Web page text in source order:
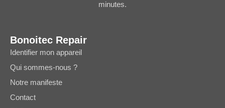
minutes.
Bonoitec Repair
Identifier mon appareil
Qui sommes-nous ?
Notre manifeste
Contact